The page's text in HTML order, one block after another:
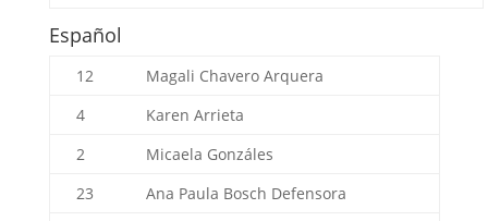
Español
12 Magali Chavero Arquera
4
Karen Arrieta
2
Micaela Gonzáles
23
Ana Paula Bosch Defensora